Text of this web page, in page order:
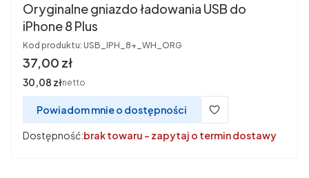
Oryginalne gniazdo ładowania USB do
iPhone 8 Plus
Kod produktu: USB_IPH_8+_WH_ORG
Cena
37,00 zł
Cena
30,08 złnetto
Powiadom mnie o dostępności
Dostępność:brak towaru - zapytaj o termin dostawy